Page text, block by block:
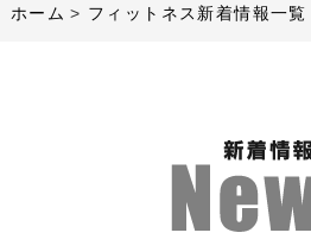
ホーム フィットネス新着情報一覧